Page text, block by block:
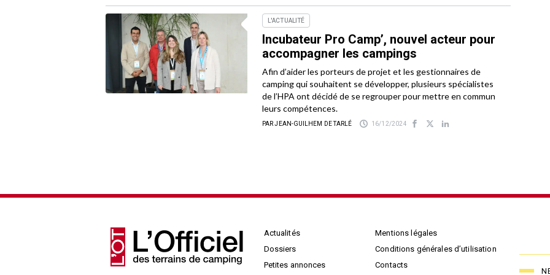
L'ACTUALITÉ
Incubateur Pro Camp’, nouvel acteur pour
accompagner les campings
Afin d’aider les porteurs de projet et les gestionnaires de
camping qui souhaitent se développer, plusieurs spécialistes
de l’HPA ont décidé de se regrouper pour mettre en commun
leurs compétences.
PAR JEAN-GUILHEM DE TARLÉ 16/12/2024
Actualités
Dossiers
Petites annonces
Mentions légales
Conditions générales d’utilisation
Contacts